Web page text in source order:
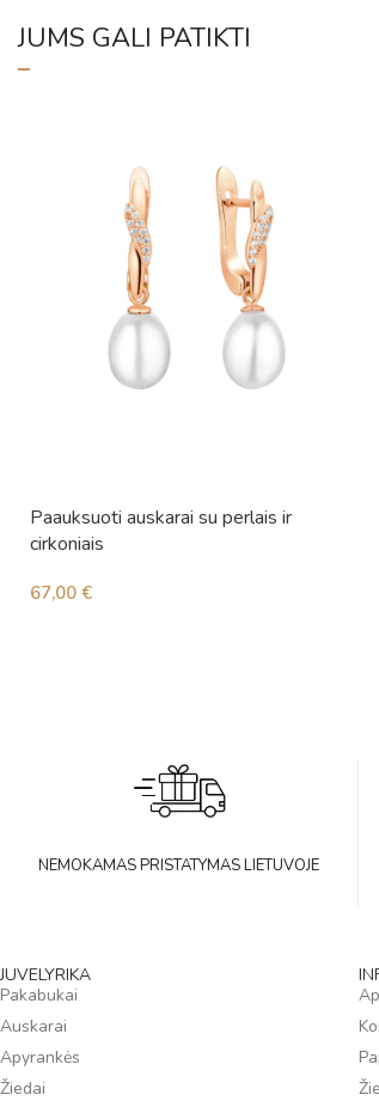
JUMS GALI PATIKTI
Paauksuoti auskarai su perlais ir
cirkoniais
67,00 €
NEMOKAMAS PRISTATYMAS LIETUVOJE
JUVELYRIKA
Pakabukai
Auskarai
Apyrankės
Žiedai